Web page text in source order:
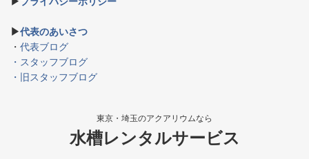
▶代表のあいさつ
・ 代表ブログ
・スタッフブログ
・旧スタッフブログ
東京・埼玉のアクアリウムなら
水槽レンタルサービス